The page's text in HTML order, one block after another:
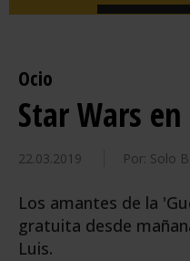
Ocio
Star Wars
22.03.2019 Por: Solo
Los amantes de la
gratuita desde
Luis.